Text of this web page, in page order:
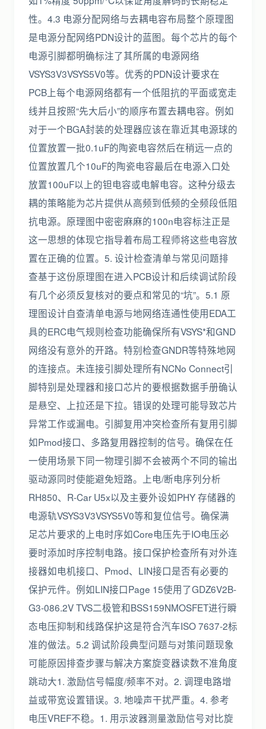
性。4.3 电源分配网络与去耦电容布局整个原理图
是电源分配网络PDN设计的蓝图。每个芯片的每个
电源引脚都明确标注了其所属的电源网络
VSYS3V3VSYS5V0等。优秀的PDN设计要求在
PCB上每个电源网络都有一个低阻抗的平面或宽走
线并且按照“先大后小”的顺序布置去耦电容。例如
对于一个BGA封装的处理器应该在靠近其电源球的
位置放置一批0.1uF的陶瓷电容然后在稍远一点的
位置放置几个10uF的陶瓷电容最后在电源入口处
放置100uF以上的钽电容或电解电容。这种分级去
耦的策略能为芯片提供从高频到低频的全频段低阻
抗电源。原理图中密密麻麻的100n电容标注正是
这一思想的体现它指导着布局工程师将这些电容放
置在正确的位置。5. 设计检查清单与常见问题排
查基于这份原理图在进入PCB设计和后续调试阶段
有几个必须反复核对的要点和常见的“坑”。5.1 原
理图设计自查清单电源与地网络连通性使用EDA工
具的ERC电气规则检查功能确保所有VSYS*和GND
网络没有意外的开路。特别检查GNDR等特殊地网
的连接点。未连接引脚处理所有NCNo Connect引
脚特别是处理器和接口芯片的要根据数据手册确认
是悬空、上拉还是下拉。错误的处理可能导致芯片
异常工作或漏电。引脚复用冲突检查所有复用引脚
如Pmod接口、多路复用器控制的信号。确保在任
一使用场景下同一物理引脚不会被两个不同的输出
驱动源同时使能避免短路。上电/断电序列分析
RH850、R-Car U5x以及主要外设如PHY 存储器的
电源轨VSYS3V3VSYS5V0等和复位信号。确保满
足芯片要求的上电时序如Core电压先于IO电压必
要时添加时序控制电路。接口保护检查所有对外连
接器如电机接口、Pmod、LIN接口是否有必要的
保护元件。例如LIN接口Page 15使用了GDZ6V2B-
G3-086.2V TVS二极管和BSS159NMOSFET进行瞬
态电压抑制和线路保护这是符合汽车ISO 7637-2标
准的做法。5.2 调试阶段典型问题与对策问题现象
可能原因排查步骤与解决方案旋变器读数不准角度
跳动大1. 激励信号幅度/频率不对。2. 调理电路增
益或带宽设置错误。3. 地噪声干扰严重。4. 参考
电压VREF不稳。1. 用示波器测量激励信号对比旋